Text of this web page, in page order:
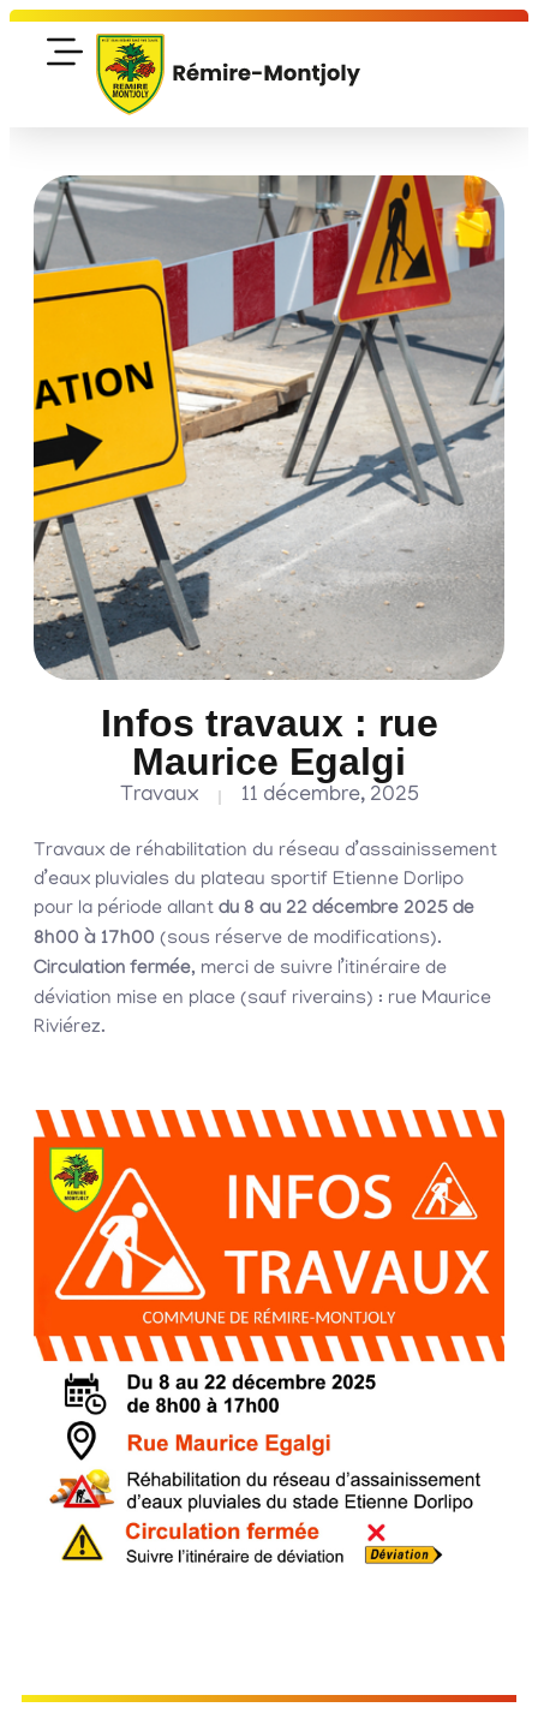
Infos travaux : rue
Maurice Egalgi
Travaux 11 décembre, 2025
Travaux de réhabilitation du réseau d’assainissement
d’eaux pluviales du plateau sportif Etienne Dorlipo
pour la période allant du 8 au 22 décembre 2025 de
8h00 à 17h00 (sous réserve de modifications).
Circulation fermée, merci de suivre l’itinéraire de
déviation mise en place (sauf riverains) : rue Maurice
Riviérez.